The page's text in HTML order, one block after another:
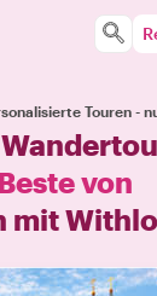
Touren -
von
mit